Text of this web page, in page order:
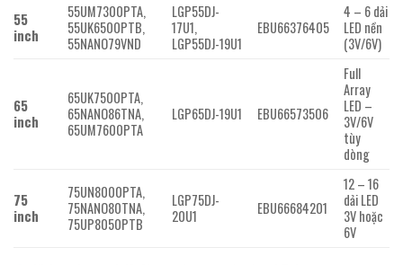
55
inch
55UM7300PTA,
55UK6500PTB,
55NANO79VND
LGP55DJ-
17U1,
LGP55DJ-19U1
EBU66376405
4 – 6 dải
LED nền
(3V/6V)
65
inch
65UK7500PTA,
65NANO86TNA,
65UM7600PTA
LGP65DJ-19U1 EBU66573506
Full
Array
LED –
3V/6V
tùy
dòng
75
inch
75UN8000PTA,
75NANO80TNA,
75UP8050PTB
LGP75DJ-
20U1
EBU66684201
12 – 16
dải LED
3V hoặc
6V